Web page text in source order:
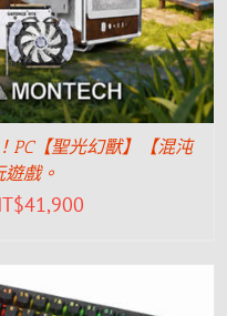
PC【聖光幻獸】【混沌
戲。
41,900